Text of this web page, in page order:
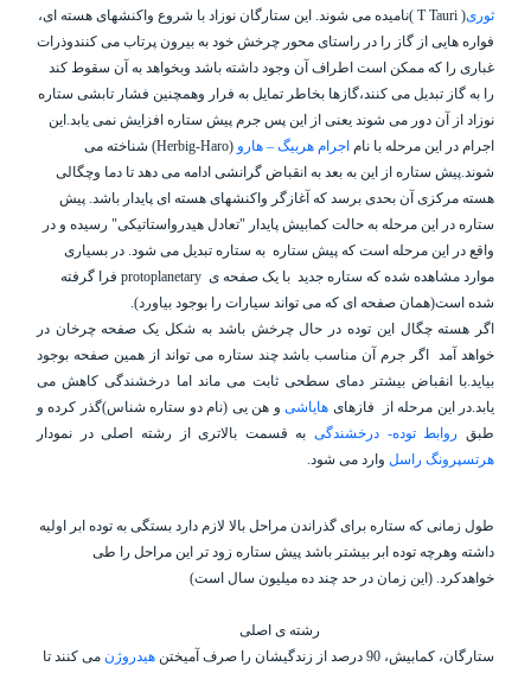
ثوری(
T Tauri )نامیده می شوند. این ستارگان نوزاد با شروع واکنشهای هسته ای،
فواره هایی از گاز را در راستای محور چرخش خود به بیرون پرتاب می کنندوذرات
غباری را که ممکن است اطراف آن وجود داشته باشد وبخواهد به آن سقوط کند
را به گاز تبدیل می کنند،گازها بخاطر تمایل به فرار وهمچنین فشار تابشی ستاره
نوزاد از آن دور می شوند یعنی از این پس جرم پیش ستاره افزایش نمی یابد.این
اجرام در این مرحله با نام اجرام هربیگ – هارو (
Herbig-Haro) شناخته می
شوند.پیش ستاره از این به بعد به انقباض گرانشی ادامه می دهد تا دما وچگالی
هسته مرکزی آن بحدی برسد که آغازگر واکنشهای هسته ای پایدار باشد. پیش
ستاره در این مرحله به حالت کمابیش پایدار "تعادل هیدرواستاتیکی" رسیده و در
واقع در این مرحله است که پیش ستاره به ستاره تبدیل می شود. در بسیاری
موارد مشاهده شده که ستاره جدید با یک صفحه ی protoplanetaryفرا گرفته
شده است(همان صفحه ای که می تواند سیارات را بوجود بیاورد).
اگر هسته چگال این توده در حال چرخش باشد به شکل یک صفحه چرخان در
خواهد آمد اگر جرم آن مناسب باشد چند ستاره می تواند از همین صفحه بوجود
بیاید.با انقباض بیشتر دمای سطحی ثابت می ماند اما درخشندگی کاهش می
یابد.در این مرحله از
فازهای هایاشیو هن یی (نام دو ستاره شناس)گذر کرده و
طبق روابط توده- درخشندگی به قسمت بالاتری از رشته اصلی در نمودار
هرتسپرونگ راسل وارد می شود.
طول زمانی که ستاره برای گذراندن مراحل بالا لازم دارد بستگی به توده ابر اولیه
داشته وهرچه توده ابر بیشتر باشد پیش ستاره زود تر این مراحل را طی
خواهدکرد. (این زمان در حد چند ده میلیون سال است)
رشته ی اصلی
ستارگان، کمابیش، 90 درصد از زندگیشان را صرف آمیختن
هیدروژنمی کنند تا